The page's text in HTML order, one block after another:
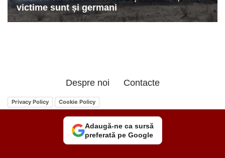
Despre noi Contacte
Privacy Policy Cookie Policy
Adaugă-ne ca sursă
preferată pe Google